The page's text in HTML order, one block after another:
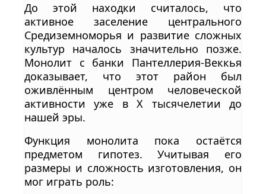
До этой находки считалось, что
активное заселение центрального
Средиземноморья и развитие сложных
культур началось значительно позже.
Монолит с банки Пантеллерия-Веккья
доказывает, что этот район был
оживлённым центром человеческой
активности уже в X тысячелетии до
нашей эры.
Функция монолита пока остаётся
предметом гипотез. Учитывая его
размеры и сложность изготовления, он
мог играть роль: